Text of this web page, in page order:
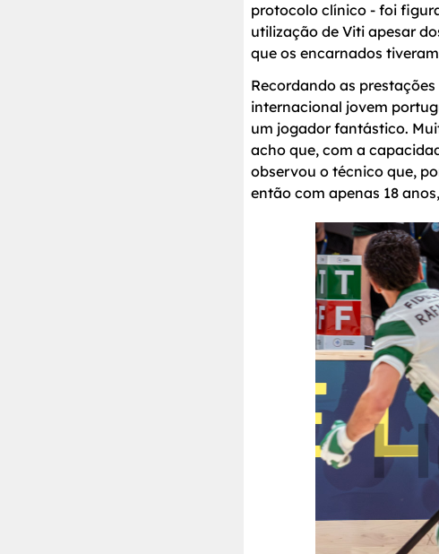
protocolo clínico - foi
utilização de Viti apesar
que os encarnados
Recordando as
internacional jovem
um jogador fantástico.
acho que, com a
observou o técnico que,
então com apenas 18